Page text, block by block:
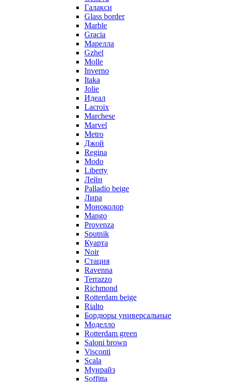
Галакси
Glass border
Marble
Gracia
Марелла
Gzhel
Molle
Inverno
Itaka
Jolie
Идеал
Lacroix
Marchese
Marvel
Metro
Джой
Regina
Modo
Liberty
Лейн
Palladio beige
Лира
Моноколор
Mango
Provenza
Sputnik
Куарта
Noir
Стация
Ravenna
Terrazzo
Richmond
Rotterdam beige
Rialto
Бордюры универсальные
Моделло
Rotterdam green
Saloni brown
Visconti
Scala
Мунрайз
Soffitta